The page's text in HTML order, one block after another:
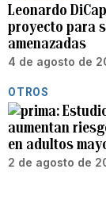
Leonardo
proyecto para
amenazadas
4 de agosto de
OTROS
aumentan
en adultos
2 de agosto de